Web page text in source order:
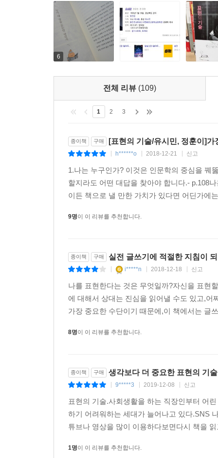
따라가지 못해서 그런 겁니다. 도덕적 미학적 직
본문 중에서
저자는 나는 왜 쓰는가에 대한 물음에 명쾌하
그리하여 자신의 글이 좀 더 나은 세상을 만드는
“그렇다면 우리는 왜 쓰는가?”
스스로에게 물어보고 자신만의 답을 찾아 가는
3.우리는 왜 잘 표현하지 못하나?
표현의 본질, 마음, 공감, 그리고 나는 누구인가?
나는 누구인가? 이름을 묻는 게 아닙니다. ‘나’라
세웠는지 말하라는 것이죠. 질문은 간단한데 대
살아가면서 느끼는 감정이 어떠하며 그게 남들
어떤 형식으로든 생각과 감정을 표현하려면 그
표현한 생각과 감정이 훌륭해야 합니다. 표현할
글이 늘지 않습니다. 자신이 누구인지 알아야 합
남의 것인지 구별하지 못하고 틀에 박힌, 진부한,
“내 생각과 감정을 나다운 시각과 색깔로 써야 한
독자가 공감하는 글을 쓰고 싶으면 남이 쓴 글
어린 시절에는 무엇을 배우려고 책을 읽었습니
읽기’를 넘어 ‘느끼는 책 읽기’에 도전해 보시
소통하고 교감하는 능력이 생길 겁니다. -본문 중에
끌어 보지 못한 채 사라진다. 왜 그럴까?
6
전체 리뷰 (109)
1 2 3
종이책 구매 [표현의 기술/유시민, 정훈이]
h******o 2018-12-21 신고
1.나는 누구인가? 이것은 인문학의 중심을 꿰
할지라도 어떤 대답을 찾아야 합니다.- p.108
이든 책으로 낼 만한 가치가 있다면 어딘가에
9명이 이 리뷰를 추천합니다.
종이책 구매 실전 글쓰기에 적절한 지침이
i*****n 2018-12-18 신고
나를 표현한다는 것은 무엇일까?자신을 표현
에 대해서 상대는 진심을 읽어낼 수도 있고,
가장 중요한 수단이기 때문에,이 책에서는 글
8명이 이 리뷰를 추천합니다.
종이책 구매 생각보다 더 중요한 표현의 기술
9*****3 2019-12-08 신고
표현의 기술.사회생활을 하는 직장인부터 어
하기 어려워하는 세대가 늘어나고 있다.SNS
튜브나 영상을 많이 이용하다보면다시 책을
1명이 이 리뷰를 추천합니다.